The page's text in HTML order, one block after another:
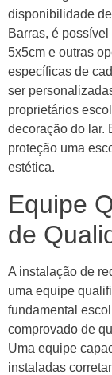
disponibilidade
Barras, é
5x5cm e outras
específicas de
ser
proprietários
decoração do lar.
proteção uma
estética.
Equipe
de
A instalação de
uma equipe
fundamental
comprovado de
Uma equipe
instaladas